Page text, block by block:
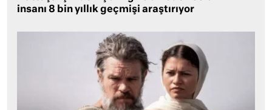
insanı 8 bin yıllık geçmişi araştırıyor